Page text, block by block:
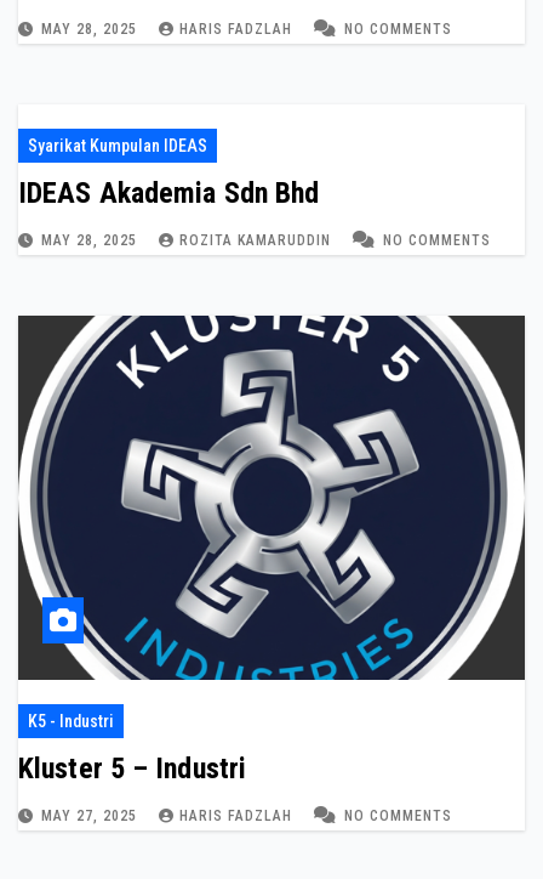
MAY 28, 2025 HARIS FADZLAH NO COMMENTS
Syarikat Kumpulan IDEAS
IDEAS Akademia Sdn Bhd
MAY 28, 2025 ROZITA KAMARUDDIN NO COMMENTS
K5 - Industri
Kluster 5 – Industri
MAY 27, 2025 HARIS FADZLAH NO COMMENTS